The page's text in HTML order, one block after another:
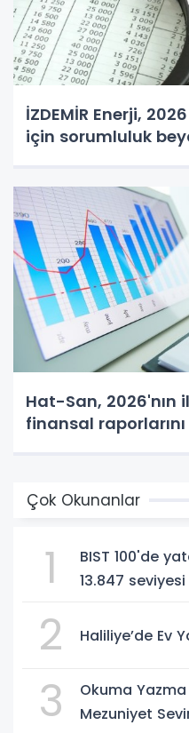
İZDEMİR Enerji,
için sorumluluk
Hat-San, 2026'nın
finansal
Çok Okunanlar
1
BIST 100'de
13.847
2 Haliliye’de Ev
3
Okuma
Mezuniyet